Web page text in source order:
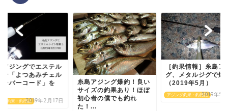
グ釣果・釣行記
アジングでエステル
ン「よつあみチェル
ンバーコード」を
2019年2月17日
糸島アジング爆釣！良い
サイズの釣果あり！ほぼ
初心者の僕でも釣れ
た！...
アジング釣果・釣行記
［釣果情報］糸島ア
グ、メタルジグで爆
（2019年5月）
2019年5